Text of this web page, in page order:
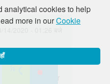
analytical cookies to help
more in ourCookie
हाँaap bata rahen
ki
lagta hai aur